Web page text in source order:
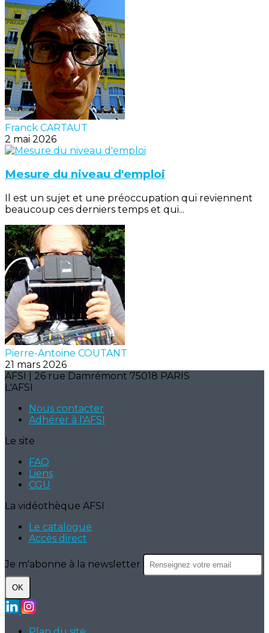
Franck CARTAUT
2 mai 2026
Mesure du niveau d'emploi
Il est un sujet et une préoccupation qui reviennent
beaucoup ces derniers temps et qui...
Pierre-Antoine COUTANT
21 mars 2026
AFSI | 26 rue Damrémont 75018 PARIS
L'AFSI
Nous contacter
Adhérer à l'AFSI
Le site
FAQ
Liens
CGU
La vidéothèque AFSI
Le catalogue
Accès direct
Je m'abonne à la newsletter
OK